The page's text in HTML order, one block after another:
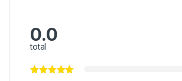
0.0
total